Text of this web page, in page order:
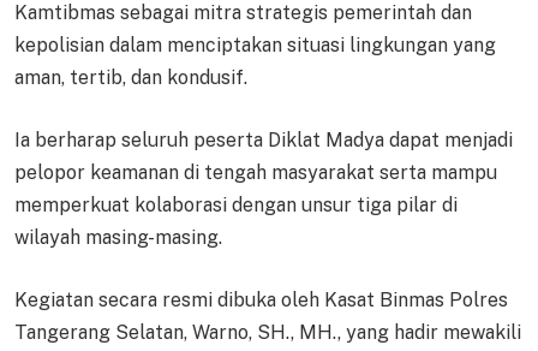
Kamtibmas sebagai mitra strategis pemerintah dan
kepolisian dalam menciptakan situasi lingkungan yang
aman, tertib, dan kondusif.
Ia berharap seluruh peserta Diklat Madya dapat menjadi
pelopor keamanan di tengah masyarakat serta mampu
memperkuat kolaborasi dengan unsur tiga pilar di
wilayah masing-masing.
Kegiatan secara resmi dibuka oleh Kasat Binmas Polres
Tangerang Selatan, Warno, SH., MH., yang hadir mewakili